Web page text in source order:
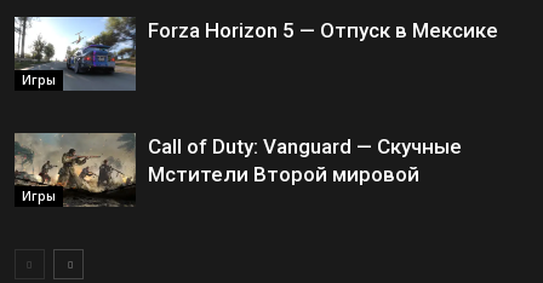
Игры
Forza Horizon 5 — Отпуск в Мексике
Игры
Call of Duty: Vanguard — Скучные
Мстители Второй мировой